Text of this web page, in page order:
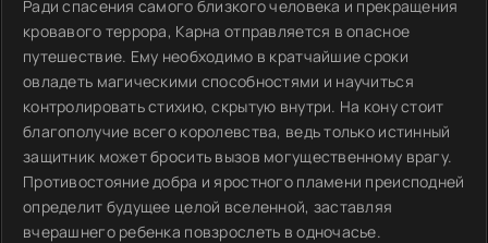
Ради спасения самого близкого человека и прекращения
кровавого террора, Карна отправляется в опасное
путешествие. Ему необходимо в кратчайшие сроки
овладеть магическими способностями и научиться
контролировать стихию, скрытую внутри. На кону стоит
благополучие всего королевства, ведь только истинный
защитник может бросить вызов могущественному врагу.
Противостояние добра и яростного пламени преисподней
определит будущее целой вселенной, заставляя
вчерашнего ребенка повзрослеть в одночасье.